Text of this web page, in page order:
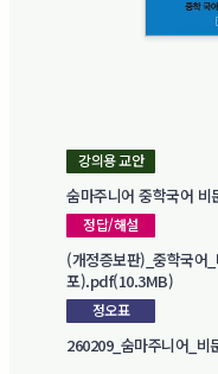
강의용 교안
숨마주니어 중학국어
정답/해설
(개정증보판)_중학국어
포).pdf(10.3MB)
정오표
260209_숨마주니어_